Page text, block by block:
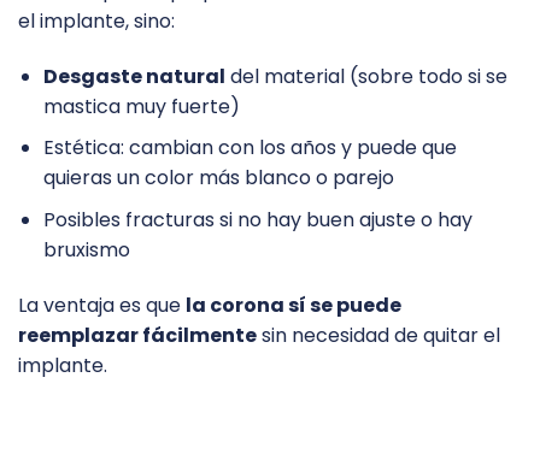
el implante, sino:
Desgaste natural del material (sobre todo si se
mastica muy fuerte)
Estética: cambian con los años y puede que
quieras un color más blanco o parejo
Posibles fracturas si no hay buen ajuste o hay
bruxismo
La ventaja es que la corona sí se puede
reemplazar fácilmentesin necesidad de quitar el
implante.